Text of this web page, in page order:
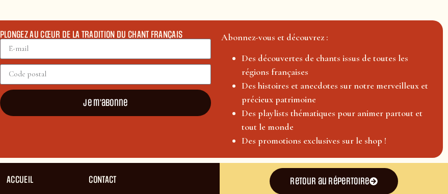
PLONGEZ AU CŒUR DE LA TRADITION DU CHANT FRANÇAIS
Je m'abonne
Abonnez-vous et découvrez :
Des découvertes de chants issus de toutes les
régions françaises
Des histoires et anecdotes sur notre merveilleux et
précieux patrimoine
Des playlists thématiques pour animer partout et
tout le monde
Des promotions exclusives sur le shop !
ACCUEIL CONTACT Retour au répertoire